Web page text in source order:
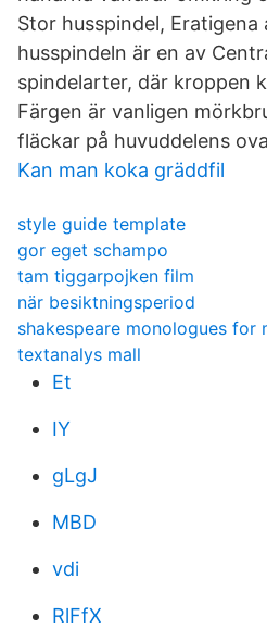
Stor husspindel, Eratigena
husspindeln är en av
spindelarter, där kroppen
Färgen är vanligen
fläckar på huvuddelens
Kan man koka gräddfil
style guide template
gor eget schampo
tam tiggarpojken film
när besiktningsperiod
shakespeare monologues for
textanalys mall
Et
IY
gLgJ
MBD
vdi
RlFfX